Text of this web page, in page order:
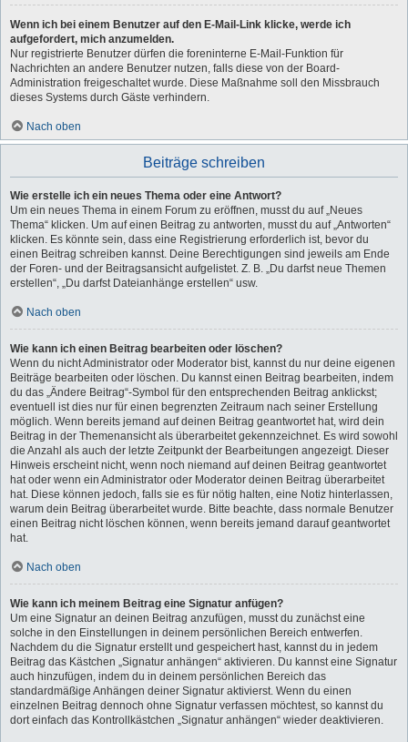
Wenn ich bei einem Benutzer auf den E-Mail-Link klicke, werde ich
aufgefordert, mich anzumelden.
Nur registrierte Benutzer dürfen die foreninterne E-Mail-Funktion für
Nachrichten an andere Benutzer nutzen, falls diese von der Board-
Administration freigeschaltet wurde. Diese Maßnahme soll den Missbrauch
dieses Systems durch Gäste verhindern.
Nach oben
Beiträge schreiben
Wie erstelle ich ein neues Thema oder eine Antwort?
Um ein neues Thema in einem Forum zu eröffnen, musst du auf „Neues
Thema“ klicken. Um auf einen Beitrag zu antworten, musst du auf „Antworten“
klicken. Es könnte sein, dass eine Registrierung erforderlich ist, bevor du
einen Beitrag schreiben kannst. Deine Berechtigungen sind jeweils am Ende
der Foren- und der Beitragsansicht aufgelistet. Z. B. „Du darfst neue Themen
erstellen“, „Du darfst Dateianhänge erstellen“ usw.
Nach oben
Wie kann ich einen Beitrag bearbeiten oder löschen?
Wenn du nicht Administrator oder Moderator bist, kannst du nur deine eigenen
Beiträge bearbeiten oder löschen. Du kannst einen Beitrag bearbeiten, indem
du das „Ändere Beitrag“-Symbol für den entsprechenden Beitrag anklickst;
eventuell ist dies nur für einen begrenzten Zeitraum nach seiner Erstellung
möglich. Wenn bereits jemand auf deinen Beitrag geantwortet hat, wird dein
Beitrag in der Themenansicht als überarbeitet gekennzeichnet. Es wird sowohl
die Anzahl als auch der letzte Zeitpunkt der Bearbeitungen angezeigt. Dieser
Hinweis erscheint nicht, wenn noch niemand auf deinen Beitrag geantwortet
hat oder wenn ein Administrator oder Moderator deinen Beitrag überarbeitet
hat. Diese können jedoch, falls sie es für nötig halten, eine Notiz hinterlassen,
warum dein Beitrag überarbeitet wurde. Bitte beachte, dass normale Benutzer
einen Beitrag nicht löschen können, wenn bereits jemand darauf geantwortet
hat.
Nach oben
Wie kann ich meinem Beitrag eine Signatur anfügen?
Um eine Signatur an deinen Beitrag anzufügen, musst du zunächst eine
solche in den Einstellungen in deinem persönlichen Bereich entwerfen.
Nachdem du die Signatur erstellt und gespeichert hast, kannst du in jedem
Beitrag das Kästchen „Signatur anhängen“ aktivieren. Du kannst eine Signatur
auch hinzufügen, indem du in deinem persönlichen Bereich das
standardmäßige Anhängen deiner Signatur aktivierst. Wenn du einen
einzelnen Beitrag dennoch ohne Signatur verfassen möchtest, so kannst du
dort einfach das Kontrollkästchen „Signatur anhängen“ wieder deaktivieren.